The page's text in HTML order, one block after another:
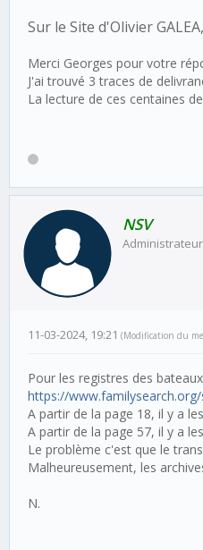
Sur le Site d'Olivier
Merci Georges pour votre
J'ai trouvé 3 traces de
La lecture de ces centaines
NSV
Administrateur
11-03-2024, 19:21 (Modification du
Pour les registres des
https://
A partir de la page 18, il y a
A partir de la page 57, il y a
Le problème c'est que le
Malheureusement, les
N.